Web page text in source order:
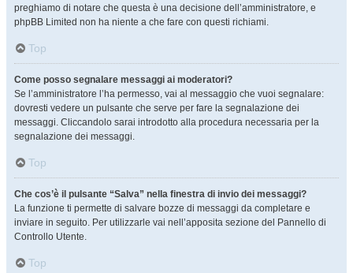
preghiamo di notare che questa è una decisione dell’amministratore, e
phpBB Limited non ha niente a che fare con questi richiami.
Top
Come posso segnalare messaggi ai moderatori?
Se l’amministratore l’ha permesso, vai al messaggio che vuoi segnalare:
dovresti vedere un pulsante che serve per fare la segnalazione dei
messaggi. Cliccandolo sarai introdotto alla procedura necessaria per la
segnalazione dei messaggi.
Top
Che cos’è il pulsante “Salva” nella finestra di invio dei messaggi?
La funzione ti permette di salvare bozze di messaggi da completare e
inviare in seguito. Per utilizzarle vai nell’apposita sezione del Pannello di
Controllo Utente.
Top